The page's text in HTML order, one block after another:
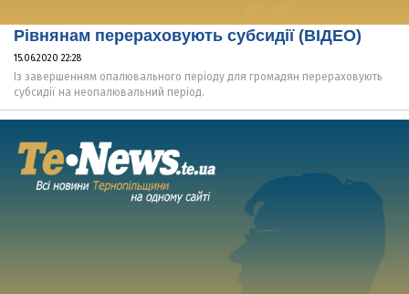
Рівнянам перераховують субсидії (ВІДЕО)
15.06.2020 22:28
Із завершенням опалювального періоду для громадян перераховують
субсидії на неопалювальний період.